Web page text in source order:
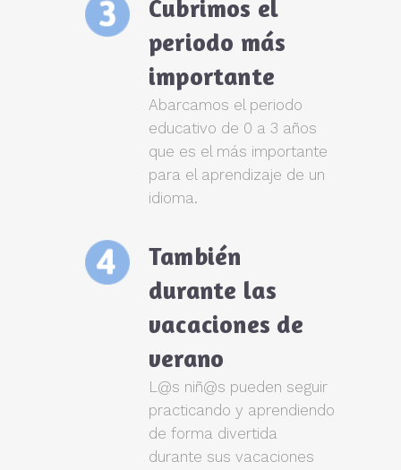
Cubrimos el
periodo más
importante
Abarcamos el periodo
educativo de 0 a 3 años
que es el más importante
para el aprendizaje de un
idioma.
También
durante las
vacaciones de
verano
L@s niñ@s pueden seguir
practicando y aprendiendo
de forma divertida
durante sus vacaciones